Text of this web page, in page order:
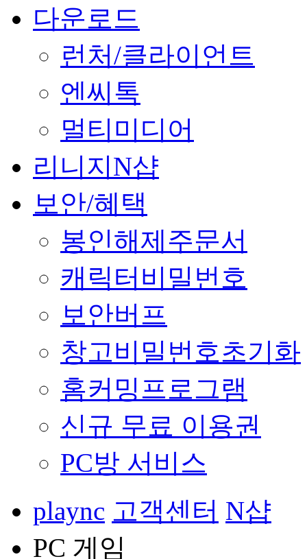
다운로드
런처/클라이언트
엔씨톡
멀티미디어
리니지N샵
보안/혜택
봉인해제주문서
캐릭터비밀번호
보안버프
창고비밀번호초기화
홈커밍프로그램
신규 무료 이용권
PC방 서비스
plaync 고객센터 N샵
PC 게임